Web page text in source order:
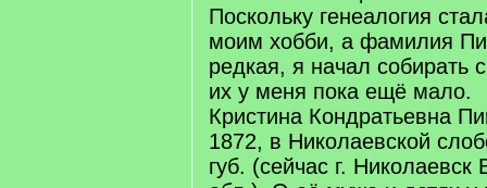
Поскольку генеалогия
моим хобби, а фамилия
редкая, я начал собирать
их у меня пока ещё мало.
Кристина Кондратьевна
1872, в Николаевской
губ. (сейчас г. Николаевск